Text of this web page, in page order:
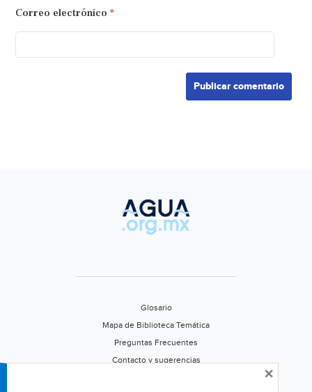
Correo electrónico *
Glosario
Mapa de Biblioteca Temática
Preguntas Frecuentes
Contacto y sugerencias
×